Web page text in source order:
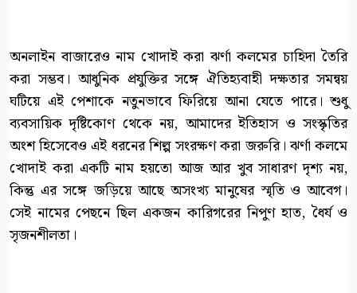
অনলাইন বাজারেও নাম খোদাই করা ঝর্ণা কলমের চাহিদা তৈরি
করা সম্ভব। আধুনিক প্রযুক্তির সঙ্গে ঐতিহ্যবাহী দক্ষতার সমন্বয়
ঘটিয়ে এই পেশাকে নতুনভাবে ফিরিয়ে আনা যেতে পারে। শুধু
ব্যবসায়িক দৃষ্টিকোণ থেকে নয়, আমাদের ইতিহাস ও সংস্কৃতির
অংশ হিসেবেও এই ধরনের শিল্প সংরক্ষণ করা জরুরি। ঝর্ণা কলমে
খোদাই করা একটি নাম হয়তো আজ আর খুব সাধারণ দৃশ্য নয়,
কিন্তু এর সঙ্গে জড়িয়ে আছে অসংখ্য মানুষের স্মৃতি ও আবেগ।
সেই নামের পেছনে ছিল একজন কারিগরের নিপুণ হাত, ধৈর্য ও
সৃজনশীলতা।